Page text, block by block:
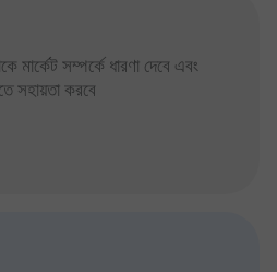
মার্কেট সম্পর্কে ধারণা দেবে এবং
সহায়তা করবে